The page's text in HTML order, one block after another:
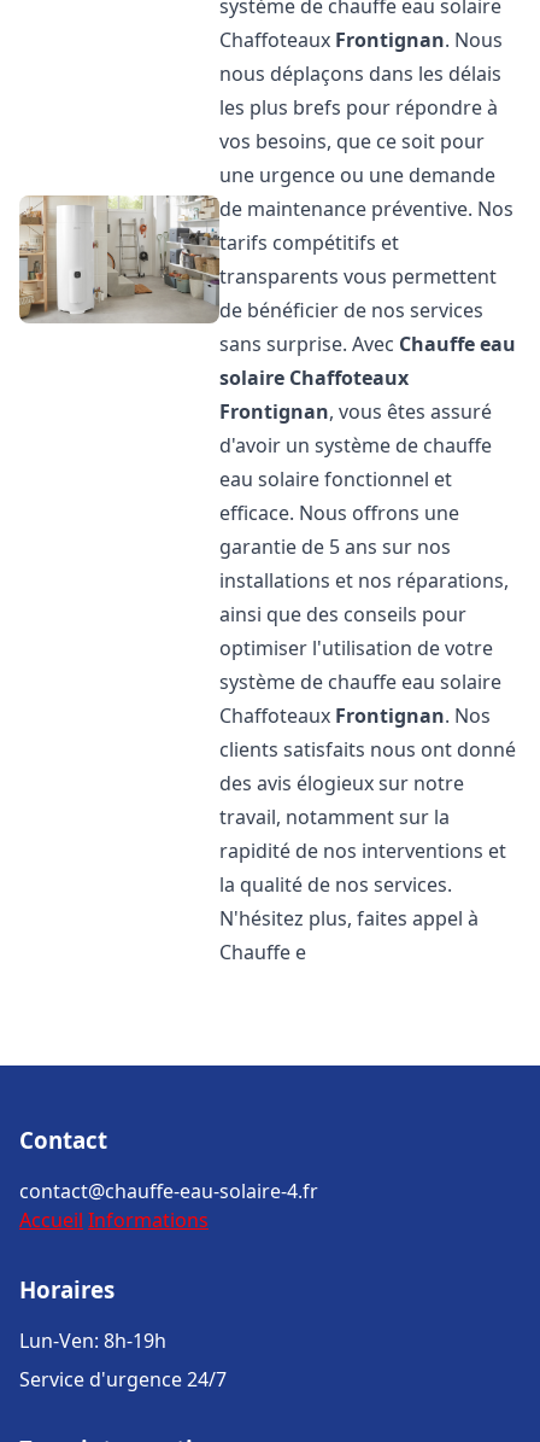
système de chauffe eau solaire
Chaffoteaux Frontignan. Nous
nous déplaçons dans les délais
les plus brefs pour répondre à
vos besoins, que ce soit pour
une urgence ou une demande
de maintenance préventive. Nos
tarifs compétitifs et
transparents vous permettent
de bénéficier de nos services
sans surprise. Avec Chauffe eau
solaire Chaffoteaux
Frontignan, vous êtes assuré
d'avoir un système de chauffe
eau solaire fonctionnel et
efficace. Nous offrons une
garantie de 5 ans sur nos
installations et nos réparations,
ainsi que des conseils pour
optimiser l'utilisation de votre
système de chauffe eau solaire
Chaffoteaux Frontignan. Nos
clients satisfaits nous ont donné
des avis élogieux sur notre
travail, notamment sur la
rapidité de nos interventions et
la qualité de nos services.
N'hésitez plus, faites appel à
Chauffe e
Contact
contact@chauffe-eau-solaire-4.fr
Accueil Informations
Horaires
Lun-Ven: 8h-19h
Service d'urgence 24/7